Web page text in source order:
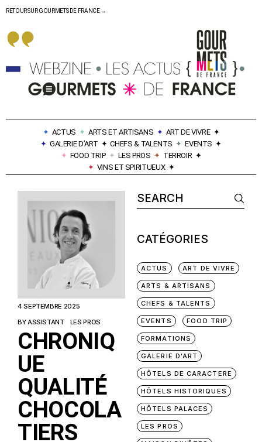
RETOUR SUR GOURMETS DE FRANCE →
✦ ACTUS ✦ ARTS ET ARTISANS ✦ ART DE VIVRE✦
✦ GALERIE D’ART ✦CHEFS & TALENTS ✦ EVENTS ✦
✦ FOOD TRIP ✦ LES PROS ✦ TERROIR✦
✦ VINS ET SPIRITUEUX✦
4 SEPTEMBRE 2025
BYASSISTANT LES PROS
CHRONIQ
UE
QUALITÉ
CHOCOLA
TIERS
CATÉGORIES
ACTUS ART DE VIVRE
ARTS & ARTISANS
CHEFS & TALENTS
EVENTS FOOD TRIP
FORMATIONS
GALERIE D'ART
HÔTELS DE CARACTERE
HÔTELS HISTORIQUES
HÔTELS PALACES
LES PROS